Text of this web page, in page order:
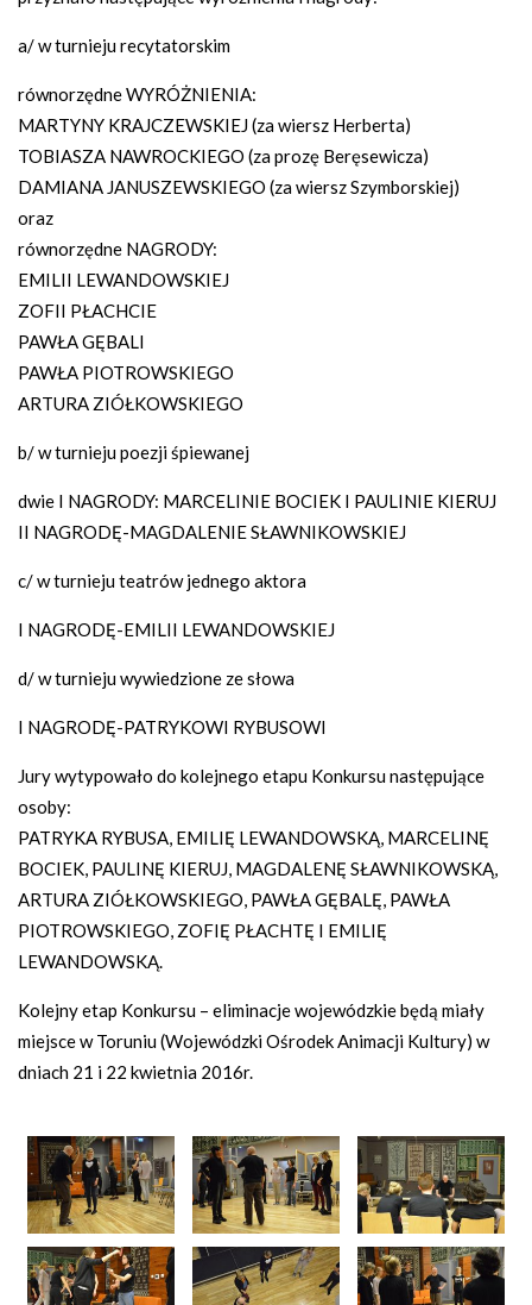
a/ w turnieju recytatorskim
równorzędne WYRÓŻNIENIA:
MARTYNY KRAJCZEWSKIEJ (za wiersz Herberta)
TOBIASZA NAWROCKIEGO (za prozę Beręsewicza)
DAMIANA JANUSZEWSKIEGO (za wiersz Szymborskiej)
oraz
równorzędne NAGRODY:
EMILII LEWANDOWSKIEJ
ZOFII PŁACHCIE
PAWŁA GĘBALI
PAWŁA PIOTROWSKIEGO
ARTURA ZIÓŁKOWSKIEGO
b/ w turnieju poezji śpiewanej
dwie I NAGRODY: MARCELINIE BOCIEK I PAULINIE KIERUJ
II NAGRODĘ-MAGDALENIE SŁAWNIKOWSKIEJ
c/ w turnieju teatrów jednego aktora
I NAGRODĘ-EMILII LEWANDOWSKIEJ
d/ w turnieju wywiedzione ze słowa
I NAGRODĘ-PATRYKOWI RYBUSOWI
Jury wytypowało do kolejnego etapu Konkursu następujące
osoby:
PATRYKA RYBUSA, EMILIĘ LEWANDOWSKĄ, MARCELINĘ
BOCIEK, PAULINĘ KIERUJ, MAGDALENĘ SŁAWNIKOWSKĄ,
ARTURA ZIÓŁKOWSKIEGO, PAWŁA GĘBALĘ, PAWŁA
PIOTROWSKIEGO, ZOFIĘ PŁACHTĘ I EMILIĘ
LEWANDOWSKĄ.
Kolejny etap Konkursu – eliminacje wojewódzkie będą miały
miejsce w Toruniu (Wojewódzki Ośrodek Animacji Kultury) w
dniach 21 i 22 kwietnia 2016r.